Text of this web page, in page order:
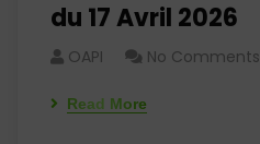
du 17 Avril 2026
OAPI No Comments
Read More